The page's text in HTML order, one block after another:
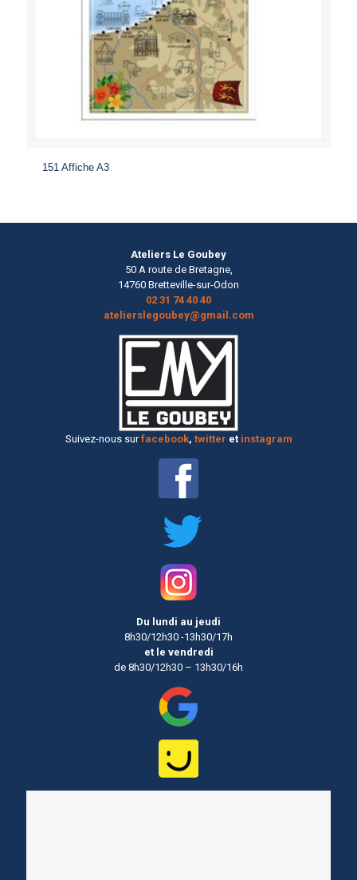
151 Affiche A3
Ateliers Le Goubey
50 A route de Bretagne,
14760 Bretteville-sur-Odon
02 31 74 40 40
atelierslegoubey@gmail.com
Suivez-nous surfacebook, twitter et instagram
Du lundi au jeudi
8h30/12h30 -13h30/17h
et le vendredi
de 8h30/12h30 – 13h30/16h